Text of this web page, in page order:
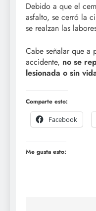
Debido a que el
asfalto, se cerró la
se realzan las
Cabe señalar que a
accidente, no se
lesionada o sin
Comparte esto:
Facebook
Me gusta esto: